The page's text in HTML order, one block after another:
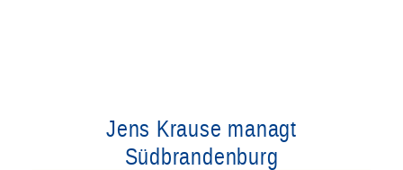
Jens Krause managt
Südbrandenburg